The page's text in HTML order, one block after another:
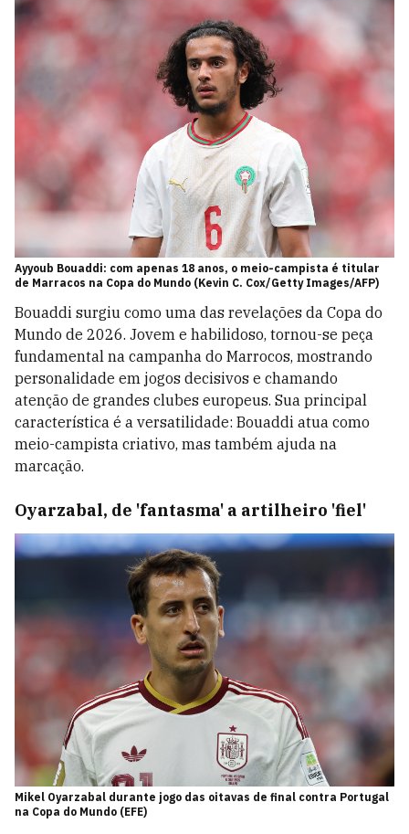
Ayyoub Bouaddi: com apenas 18 anos, o meio-campista é titular
de Marracos na Copa do Mundo (Kevin C. Cox/Getty Images/AFP)
Bouaddi surgiu como uma das revelações da Copa do
Mundo de 2026. Jovem e habilidoso, tornou-se peça
fundamental na campanha do Marrocos, mostrando
personalidade em jogos decisivos e chamando
atenção de grandes clubes europeus. Sua principal
característica é a versatilidade: Bouaddi atua como
meio-campista criativo, mas também ajuda na
marcação.
Oyarzabal, de 'fantasma' a artilheiro 'fiel'
Mikel Oyarzabal durante jogo das oitavas de final contra Portugal
na Copa do Mundo (EFE)